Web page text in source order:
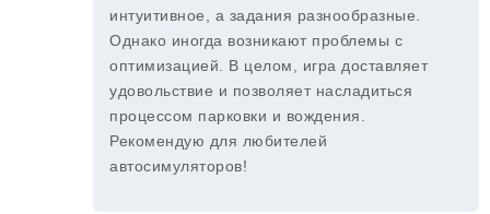
интуитивное, а задания разнообразные.
Однако иногда возникают проблемы с
оптимизацией. В целом, игра доставляет
удовольствие и позволяет насладиться
процессом парковки и вождения.
Рекомендую для любителей
автосимуляторов!